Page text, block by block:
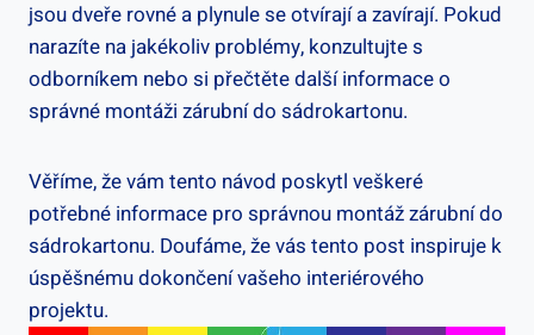
jsou dveře rovné a plynule se otvírají a zavírají. Pokud
narazíte na jakékoliv problémy, konzultujte s
odborníkem nebo si přečtěte další informace o
správné montáži zárubní do sádrokartonu.
Věříme, že vám tento návod poskytl veškeré
potřebné informace pro správnou montáž zárubní do
sádrokartonu. Doufáme, že vás tento post inspiruje k
úspěšnému dokončení vašeho interiérového
projektu.